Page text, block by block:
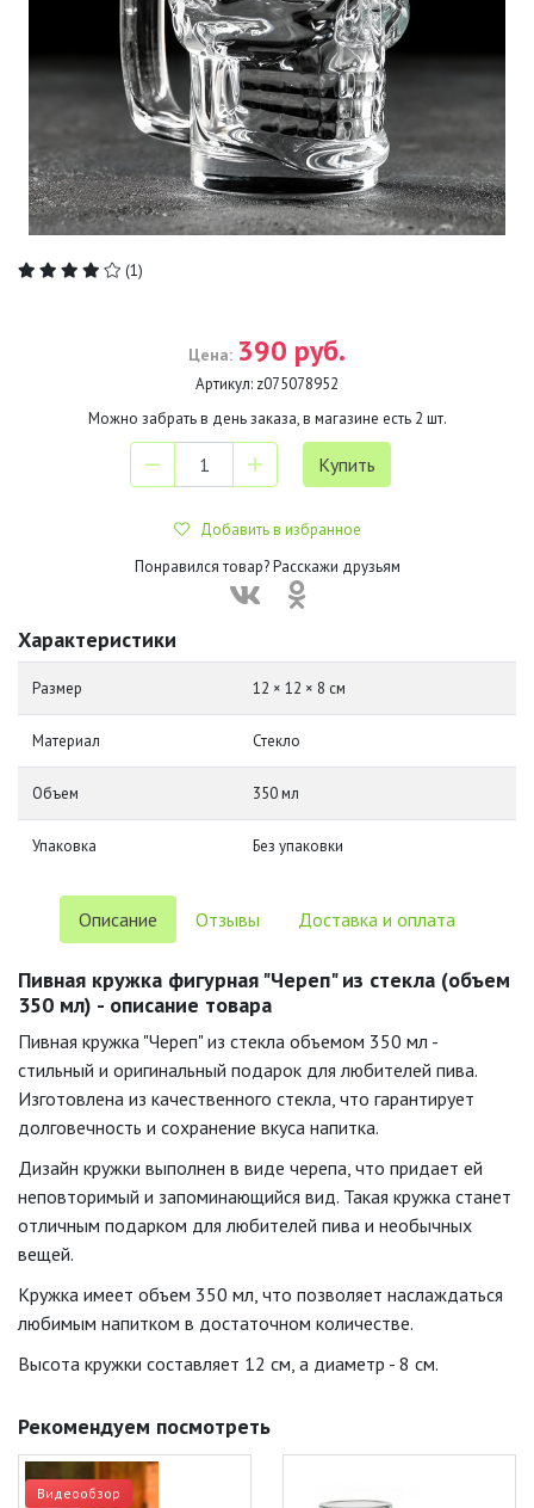
(1)
Цена: 390 руб.
Артикул: z075078952
Можно забрать в день заказа, в магазине есть 2 шт.
Добавить в избранное
Понравился товар? Расскажи друзьям
Характеристики
Размер 12 × 12 × 8 см
Материал Стекло
Объем 350 мл
Упаковка Без упаковки
Описание Отзывы Доставка и оплата
Пивная кружка фигурная "Череп" из стекла (объем
350 мл) - описание товара
Пивная кружка "Череп" из стекла объемом 350 мл -
стильный и оригинальный подарок для любителей пива.
Изготовлена из качественного стекла, что гарантирует
долговечность и сохранение вкуса напитка.
Дизайн кружки выполнен в виде черепа, что придает ей
неповторимый и запоминающийся вид. Такая кружка станет
отличным подарком для любителей пива и необычных
вещей.
Кружка имеет объем 350 мл, что позволяет наслаждаться
любимым напитком в достаточном количестве.
Высота кружки составляет 12 см, а диаметр - 8 см.
Рекомендуем посмотреть
Видеообзор